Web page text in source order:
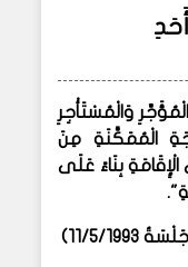
وَالْمُسْتَأْجِرِ
الْمُمَكَّنَةِ مِنَ
بِنَاءً عَلَى
."